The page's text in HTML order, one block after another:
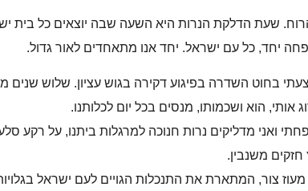
שעת הדלקת הנרות היא השעה שבה יוצאים כל בית
יחד, כל עם ישראל. יחד אנו מתאחדים לאור גדול.
בחוט השדרה בפיגוע דקירה בגוש עציון. שלוש שנים
הוא ושכמותו, מנסים בכל יום לכלותנו.
ואני מדליקים נרות חנוכה למרגלות ביתנו, על רקע
חזקים משנבין.
צור, המתארת את התנכלות הגויים לעם ישראל